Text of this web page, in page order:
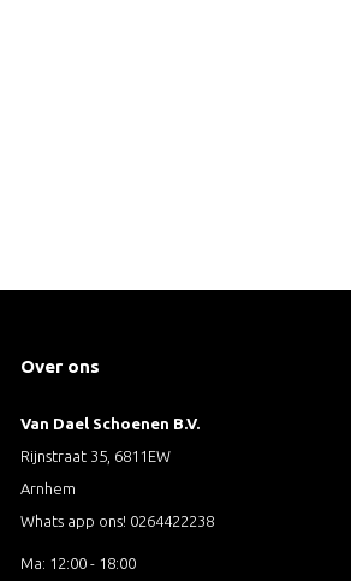
Over ons
Van Dael Schoenen B.V.
Rijnstraat 35, 6811EW
Arnhem
Whats app ons! 0264422238
Ma: 12:00 - 18:00